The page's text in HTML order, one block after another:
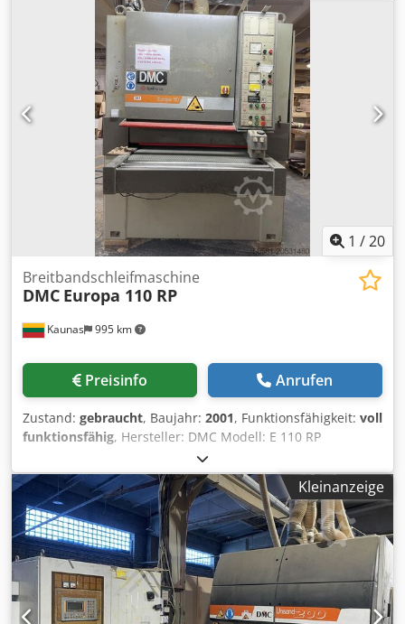
1 /20
Kaunas 995 km
Breitbandschleifmaschine
DMC Europa 110 RP
Preisinfo Anrufen
Zustand: gebraucht, Baujahr: 2001, Funktionsfähigkeit: voll
funktionsfähig, Hersteller: DMC Modell: E 110 RP
Codsxwwk Ejpfx Ai Tsha Baujahr: 2001
Kleinanzeige